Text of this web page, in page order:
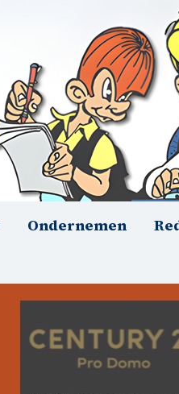
Ondernemen